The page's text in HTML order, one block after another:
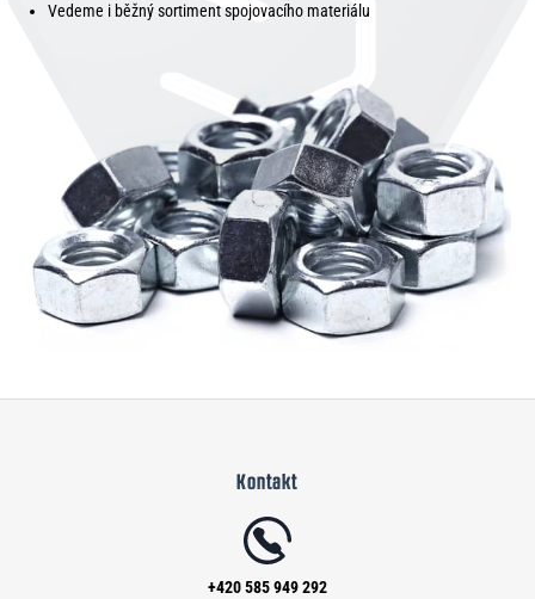
Vedeme i běžný sortiment spojovacího materiálu
Kontakt
+420 585 949 292